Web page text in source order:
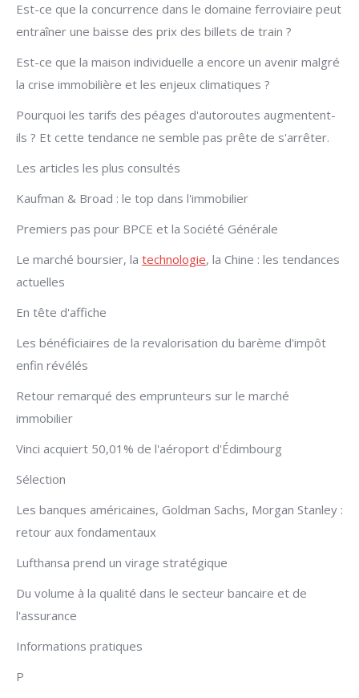
Est-ce que la concurrence dans le domaine ferroviaire peut
entraîner une baisse des prix des billets de train ?
Est-ce que la maison individuelle a encore un avenir malgré
la crise immobilière et les enjeux climatiques ?
Pourquoi les tarifs des péages d'autoroutes augmentent-
ils ? Et cette tendance ne semble pas prête de s'arrêter.
Les articles les plus consultés
Kaufman & Broad : le top dans l'immobilier
Premiers pas pour BPCE et la Société Générale
Le marché boursier, la technologie, la Chine : les tendances
actuelles
En tête d'affiche
Les bénéficiaires de la revalorisation du barème d'impôt
enfin révélés
Retour remarqué des emprunteurs sur le marché
immobilier
Vinci acquiert 50,01% de l'aéroport d'Édimbourg
Sélection
Les banques américaines, Goldman Sachs, Morgan Stanley :
retour aux fondamentaux
Lufthansa prend un virage stratégique
Du volume à la qualité dans le secteur bancaire et de
l'assurance
Informations pratiques
P